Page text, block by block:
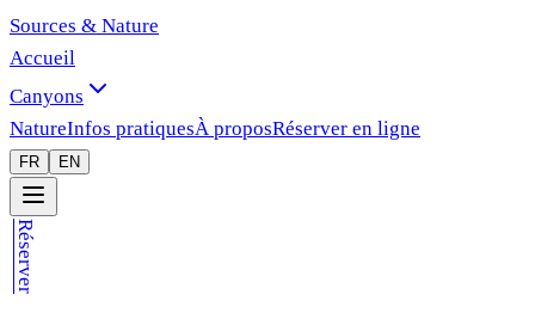
Sources & Nature
Accueil
Canyons
NatureInfos pratiquesÀ proposRéserver en ligne
FR EN
Réserver